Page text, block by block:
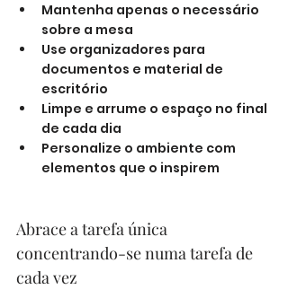
Mantenha apenas o necessário
sobre a mesa
Use organizadores para
documentos e material de
escritório
Limpe e arrume o espaço no final
de cada dia
Personalize o ambiente com
elementos que o inspirem
Abrace a tarefa única
concentrando-se numa tarefa de
cada vez